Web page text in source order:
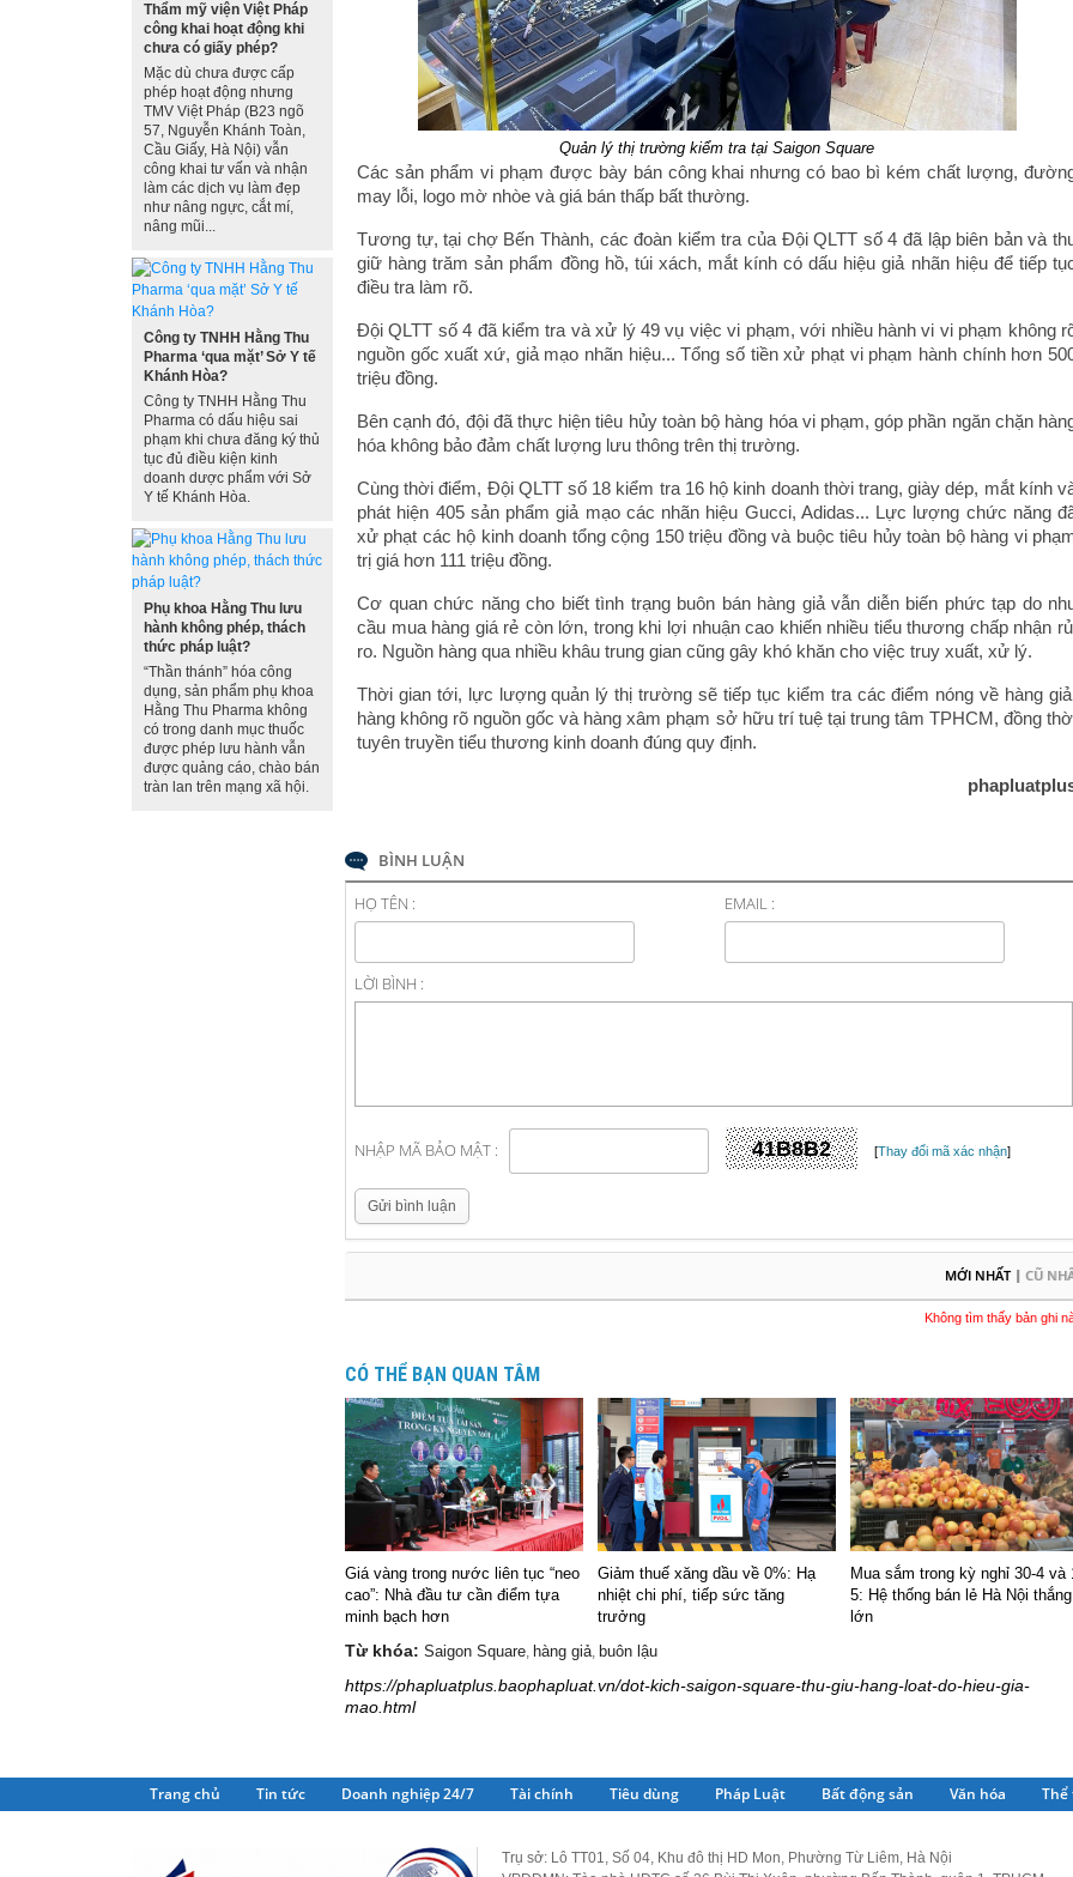
Thẩm mỹ viện Việt Pháp
công khai hoạt động khi
chưa có giấy phép?
Mặc dù chưa được cấp
phép hoạt động nhưng
TMV Việt Pháp (B23 ngõ
57, Nguyễn Khánh Toàn,
Cầu Giấy, Hà Nội) vẫn
công khai tư vấn và nhận
làm các dịch vụ làm đẹp
như nâng ngực, cắt mí,
nâng mũi...
Công ty TNHH Hằng Thu
Pharma ‘qua mặt’ Sở Y tế
Khánh Hòa?
Công ty TNHH Hằng Thu
Pharma có dấu hiệu sai
phạm khi chưa đăng ký thủ
tục đủ điều kiện kinh
doanh dược phẩm với Sở
Y tế Khánh Hòa.
Phụ khoa Hằng Thu lưu
hành không phép, thách
thức pháp luật?
“Thần thánh” hóa công
dụng, sản phẩm phụ khoa
Hằng Thu Pharma không
có trong danh mục thuốc
được phép lưu hành vẫn
được quảng cáo, chào bán
tràn lan trên mạng xã hội.
Quản lý thị trường kiểm tra tại Saigon Square
Các sản phẩm vi phạm được bày bán công khai nhưng có bao bì kém chất lượng,
may lỗi, logo mờ nhòe và giá bán thấp bất thường.
Tương tự, tại chợ Bến Thành, các đoàn kiểm tra của Đội QLTT số 4 đã lập biên bản và
giữ hàng trăm sản phẩm đồng hồ, túi xách, mắt kính có dấu hiệu giả nhãn hiệu để tiếp
điều tra làm rõ.
Đội QLTT số 4 đã kiểm tra và xử lý 49 vụ việc vi phạm, với nhiều hành vi vi phạm không
nguồn gốc xuất xứ, giả mạo nhãn hiệu... Tổng số tiền xử phạt vi phạm hành chính hơn
triệu đồng.
Bên cạnh đó, đội đã thực hiện tiêu hủy toàn bộ hàng hóa vi phạm, góp phần ngăn chặn
hóa không bảo đảm chất lượng lưu thông trên thị trường.
Cùng thời điểm, Đội QLTT số 18 kiểm tra 16 hộ kinh doanh thời trang, giày dép, mắt kính
phát hiện 405 sản phẩm giả mạo các nhãn hiệu Gucci, Adidas... Lực lượng chức năng
xử phạt các hộ kinh doanh tổng cộng 150 triệu đồng và buộc tiêu hủy toàn bộ hàng vi
trị giá hơn 111 triệu đồng.
Cơ quan chức năng cho biết tình trạng buôn bán hàng giả vẫn diễn biến phức tạp do
cầu mua hàng giá rẻ còn lớn, trong khi lợi nhuận cao khiến nhiều tiểu thương chấp nhận
ro. Nguồn hàng qua nhiều khâu trung gian cũng gây khó khăn cho việc truy xuất, xử lý.
Thời gian tới, lực lượng quản lý thị trường sẽ tiếp tục kiểm tra các điểm nóng về hàng
hàng không rõ nguồn gốc và hàng xâm phạm sở hữu trí tuệ tại trung tâm TPHCM, đồng
tuyên truyền tiểu thương kinh doanh đúng quy định.
BÌNH LUẬN
HỌ TÊN :
EMAIL :
LỜI BÌNH :
NHẬP MÃ BẢO MẬT : [Thay đổi mã xác nhận]
Gửi bình luận
MỚI NHẤT| CŨ
Không tìm thấy bản ghi
CÓ THỂ BẠN QUAN TÂM
Giá vàng trong nước liên tục “neo
cao”: Nhà đầu tư cần điểm tựa
minh bạch hơn
Giảm thuế xăng dầu về 0%: Hạ
nhiệt chi phí, tiếp sức tăng
trưởng
Mua sắm trong kỳ nghỉ 30-4 và
5: Hệ thống bán lẻ Hà Nội thắng
lớn
Từ khóa: Saigon Square, hàng giả, buôn lậu
https://phapluatplus.baophapluat.vn/dot-kich-saigon-square-thu-giu-hang-loat-do-hieu-gia-
mao.html
Trang chủ Tin tức Doanh nghiệp 24/7 Tài chính Tiêu dùng Pháp Luật Bất động sản Văn hóa Thể
Trụ sở: Lô TT01, Số 04, Khu đô thị HD Mon, Phường Từ Liêm, Hà Nội